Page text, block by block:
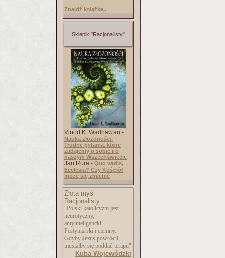
Znajdź książkę..
Sklepik "Racjonalisty"
Vinod K. Wadhawan -
Nauka złożoności.
Trudne pytania, które
zadajemy o sobie i o
naszym Wszechświecie
Jan Rura - Quo vadis,
Ecclesia? Czy Kościół
może się zmienić
Złota myśl
Racjonalisty:
"Polski katolicyzm jest
neurotyczny,
antyinteligencki.
Festyniarski i ciemny.
Gdyby Jezus powrócił,
musiałby się poddać terapii".
Kuba Wojewódzki